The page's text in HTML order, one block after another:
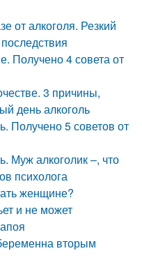
от алкоголя. Резкий
Получено 4 совета от
3 причины,
день алкоголь
Получено 5 советов от
Муж алкоголик –, что
психолога
женщине?
и не может
вторым